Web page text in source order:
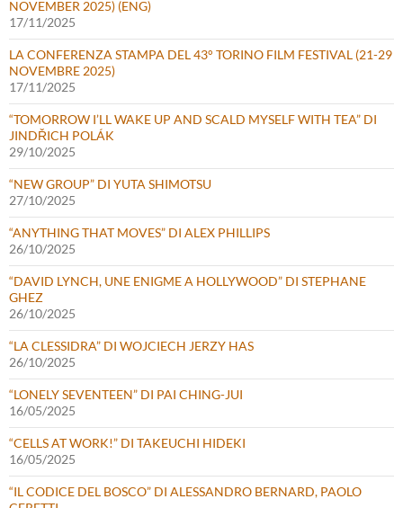
NOVEMBER 2025) (ENG)
17/11/2025
LA CONFERENZA STAMPA DEL 43° TORINO FILM FESTIVAL (21-29
NOVEMBRE 2025)
17/11/2025
“TOMORROW I’LL WAKE UP AND SCALD MYSELF WITH TEA” DI
JINDŘICH POLÁK
29/10/2025
“NEW GROUP” DI YUTA SHIMOTSU
27/10/2025
“ANYTHING THAT MOVES” DI ALEX PHILLIPS
26/10/2025
“DAVID LYNCH, UNE ENIGME A HOLLYWOOD” DI STEPHANE
GHEZ
26/10/2025
“LA CLESSIDRA” DI WOJCIECH JERZY HAS
26/10/2025
“LONELY SEVENTEEN” DI PAI CHING-JUI
16/05/2025
“CELLS AT WORK!” DI TAKEUCHI HIDEKI
16/05/2025
“IL CODICE DEL BOSCO” DI ALESSANDRO BERNARD, PAOLO